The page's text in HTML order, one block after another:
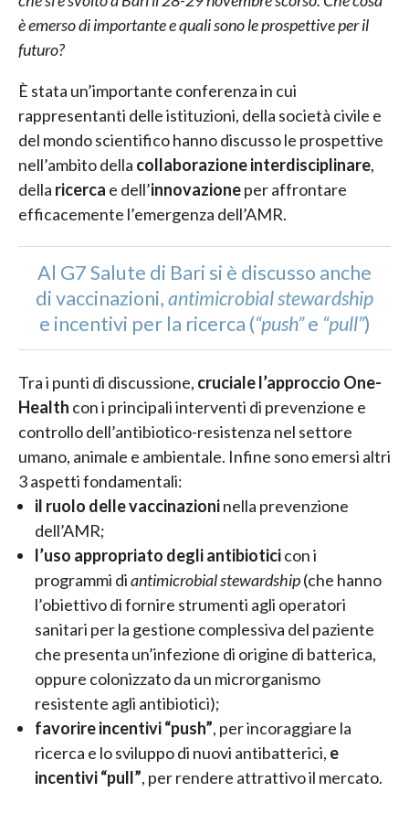
è emerso di importante e quali sono le prospettive per il
futuro?
È stata un’importante conferenza in cui
rappresentanti delle istituzioni, della società civile e
del mondo scientifico hanno discusso le prospettive
nell’ambito della collaborazione interdisciplinare,
della ricerca e dell’innovazioneper affrontare
efficacemente l’emergenza dell’AMR.
Al G7 Salute di Bari si è discusso anche
di vaccinazioni,antimicrobial stewardship
e incentivi per la ricerca (“push”e “pull”)
Tra i punti di discussione, cruciale l’approccio One-
Health con i principali interventi di prevenzione e
controllo dell’antibiotico-resistenza nel settore
umano, animale e ambientale. Infine sono emersi altri
3 aspetti fondamentali:
il ruolo delle vaccinazioninella prevenzione
dell’AMR;
l’uso appropriato degli antibioticicon i
programmi diantimicrobial stewardship(che hanno
l’obiettivo di fornire strumenti agli operatori
sanitari per la gestione complessiva del paziente
che presenta un’infezione di origine di batterica,
oppure colonizzato da un microrganismo
resistente agli antibiotici);
favorire incentivi “push”, per incoraggiare la
ricerca e lo sviluppo di nuovi antibatterici, e
incentivi “pull”, per rendere attrattivo il mercato.